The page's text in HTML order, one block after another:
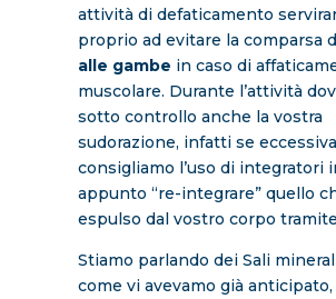
attività di defaticamento
proprio ad evitare la comparsa
alle gambe in caso di
muscolare. Durante l’attività
sotto controllo anche la vostra
sudorazione, infatti se eccessiva
consigliamo l’uso di integratori
appunto “re-integrare” quello
espulso dal vostro corpo
Stiamo parlando dei Sali
come vi avevamo già